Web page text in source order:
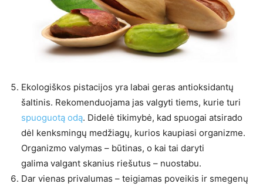
Ekologiškos pistacijos yra labai geras antioksidantų
šaltinis. Rekomenduojama jas valgyti tiems, kurie turi
spuoguotą odą. Didelė tikimybė, kad spuogai atsirado
dėl kenksmingų medžiagų, kurios kaupiasi organizme.
Organizmo valymas – būtinas, o kai tai daryti
galima valgant skanius riešutus – nuostabu.
Dar vienas privalumas – teigiamas poveikis ir smegenų